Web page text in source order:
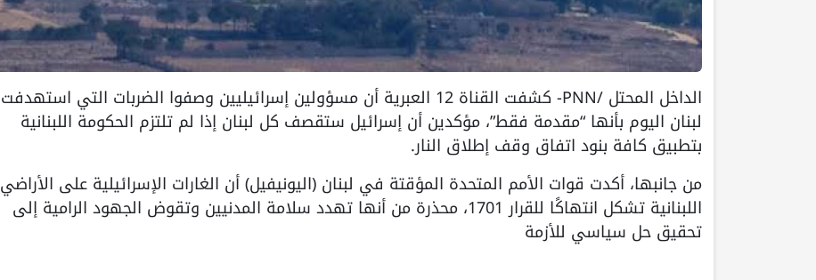
الداخل المحتل /PNN- كشفت القناة 12 العبرية أن مسؤولين إسرائيليين وصفوا الضربات التي استهدفت
لبنان اليوم بأنها “مقدمة فقط”، مؤكدين أن إسرائيل ستقصف كل لبنان إذا لم تلتزم الحكومة اللبنانية
بتطبيق كافة بنود اتفاق وقف إطلاق النار.
من جانبها، أكدت قوات الأمم المتحدة المؤقتة في لبنان (اليونيفيل) أن الغارات الإسرائيلية على الأراضي
اللبنانية تشكل انتهاكًا للقرار 1701، محذرة من أنها تهدد سلامة المدنيين وتقوض الجهود الرامية إلى
تحقيق حل سياسي للأزمة